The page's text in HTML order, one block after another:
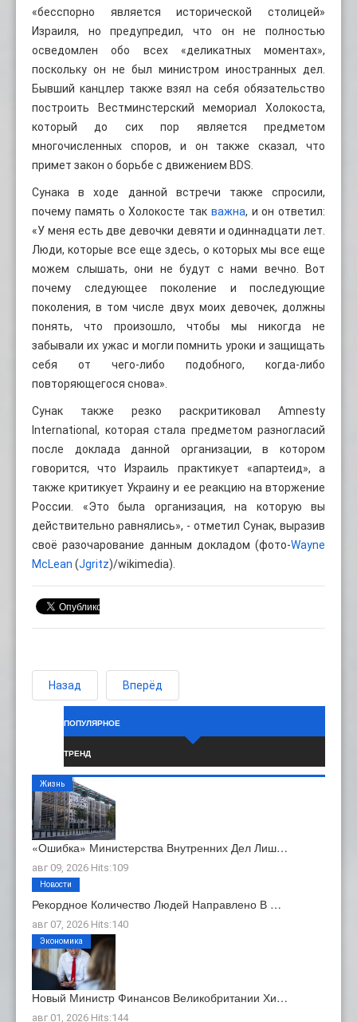
«бесспорно является исторической столицей»
Израиля, но предупредил, что он не полностью
осведомлен обо всех «деликатных моментах»,
поскольку он не был министром иностранных дел.
Бывший канцлер также взял на себя обязательство
построить Вестминстерский мемориал Холокоста,
который до сих пор является предметом
многочисленных споров, и он также сказал, что
примет закон о борьбе с движением BDS.
Сунака в ходе данной встречи также спросили,
почему память о Холокосте так важна, и он ответил:
«У меня есть две девочки девяти и одиннадцати лет.
Люди, которые все еще здесь, о которых мы все еще
можем слышать, они не будут с нами вечно. Вот
почему следующее поколение и последующие
поколения, в том числе двух моих девочек, должны
понять, что произошло, чтобы мы никогда не
забывали их ужас и могли помнить уроки и защищать
себя от чего-либо подобного, когда-либо
повторяющегося снова».
Сунак также резко раскритиковал Amnesty
International, которая стала предметом разногласий
после доклада данной организации, в котором
говорится, что Израиль практикует «апартеид», а
также критикует Украину и ее реакцию на вторжение
России. «Это была организация, на которую вы
действительно равнялись», - отметил Сунак, выразив
своё разочарование данным докладом (фото-Wayne
McLean (Jgritz)/wikimedia).
Назад Вперёд
ПОПУЛЯРНОЕ
ТРЕНД
«Ошибка» Министерства Внутренних Дел Лиш…
авг 09, 2026 Hits:109
Жизнь
Рекордное Количество Людей Направлено В …
авг 07, 2026 Hits:140
Новости
Новый Министр Финансов Великобритании Хи…
авг 01, 2026 Hits:144
Экономика